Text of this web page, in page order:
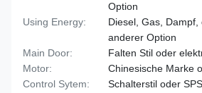
Option
Using Energy:
Diesel, Gas,
anderer Option
Main Door:
Falten Stil oder
Motor:
Chinesische Marke
Control Sytem:
Schalterstil oder